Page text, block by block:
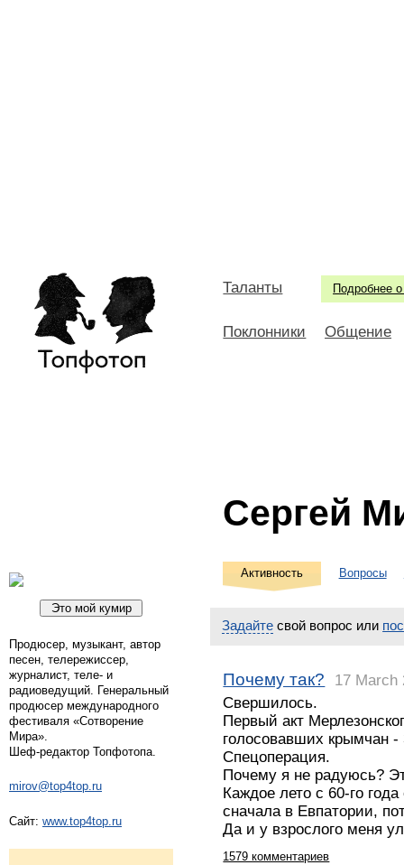
Подробнее о
Таланты
Поклонники Общение
Сергей
Продюсер, музыкант, автор
песен, телережиссер,
журналист, теле- и
радиоведущий. Генеральный
продюсер международного
фестиваля «Сотворение
Мира».
Шеф-редактор Топфотопа.
mirov@top4top.ru
Сайт: www.top4top.ru
Активность Вопросы
Задайте свой вопрос или
Почему так?
17 March
Свершилось.
Первый акт
голосовавших крымчан
Спецоперация.
Почему я не радуюсь?
Каждое лето с 60-го
сначала в Евпатории,
Да и у взрослого меня
1579 комментариев